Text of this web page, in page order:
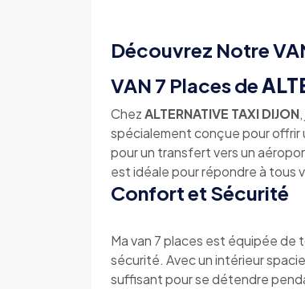
Découvrez Notre
VAN 7 Places de
ChezALTERNATIVE TAXI DIJON
spécialement conçue pour
pour un transfert vers un
est idéale pour répondre à tous
Confort et Sécurité
Ma van 7 places est équipée
sécurité. Avec un intérieur
suffisant pour se détendre